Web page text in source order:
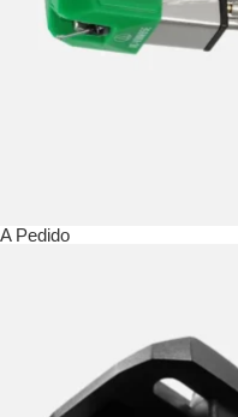
A Pedido